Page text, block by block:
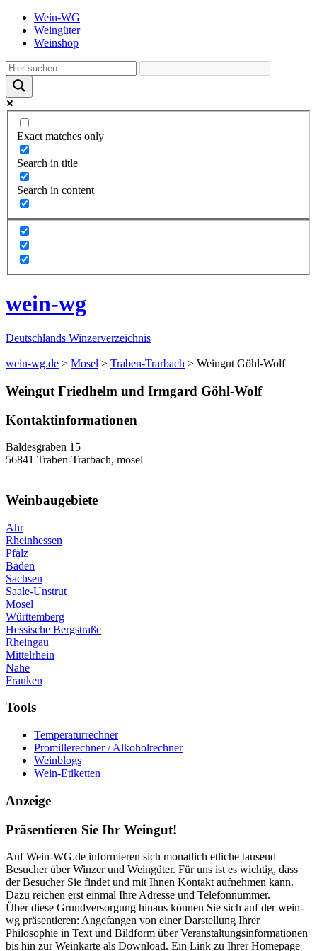
Wein-WG
Weingüter
Weinshop
Exact matches only
Search in title
Search in content
wein-wg
Deutschlands Winzerverzeichnis
wein-wg.de > Mosel > Traben-Trarbach > Weingut Göhl-Wolf
Weingut Friedhelm und Irmgard Göhl-Wolf
Kontaktinformationen
Baldesgraben 15
56841 Traben-Trarbach, mosel
Weinbaugebiete
Ahr
Rheinhessen
Pfalz
Baden
Sachsen
Saale-Unstrut
Mosel
Württemberg
Hessische Bergstraße
Rheingau
Mittelrhein
Nahe
Franken
Tools
Temperaturrechner
Promillerechner / Alkoholrechner
Weinblogs
Wein-Etiketten
Anzeige
Präsentieren Sie Ihr Weingut!
Auf Wein-WG.de informieren sich monatlich etliche tausend
Besucher über Winzer und Weingüter. Für uns ist es wichtig, dass
der Besucher Sie findet und mit Ihnen Kontakt aufnehmen kann.
Dazu reichen erst einmal Ihre Adresse und Telefonnummer.
Über diese Grundversorgung hinaus können Sie sich auf der wein-
wg präsentieren: Angefangen von einer Darstellung Ihrer
Philosophie in Text und Bildform über Veranstaltungsinformationen
bis hin zur Weinkarte als Download. Ein Link zu Ihrer Homepage